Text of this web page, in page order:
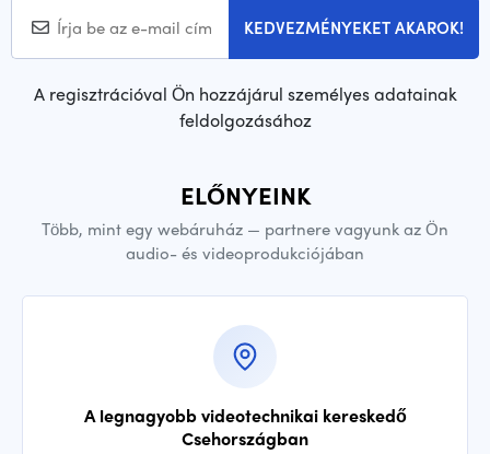
KEDVEZMÉNYEKET AKAROK!
A regisztrációval Ön hozzájárul személyes adatainak
feldolgozásához
ELŐNYEINK
Több, mint egy webáruház — partnere vagyunk az Ön
audio- és videoprodukciójában
A legnagyobb videotechnikai kereskedő
Csehországban